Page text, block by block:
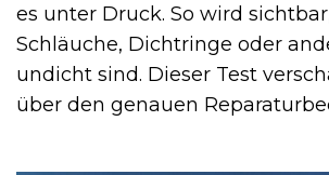
es unter Druck. So wird
Schläuche, Dichtringe oder
undicht sind. Dieser Test
über den genauen